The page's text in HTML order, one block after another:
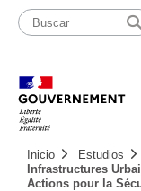
Pasar
contenido
Mapa
web
Navigation
principale
Inicio Estudios
Infrastructures
Actions pour la